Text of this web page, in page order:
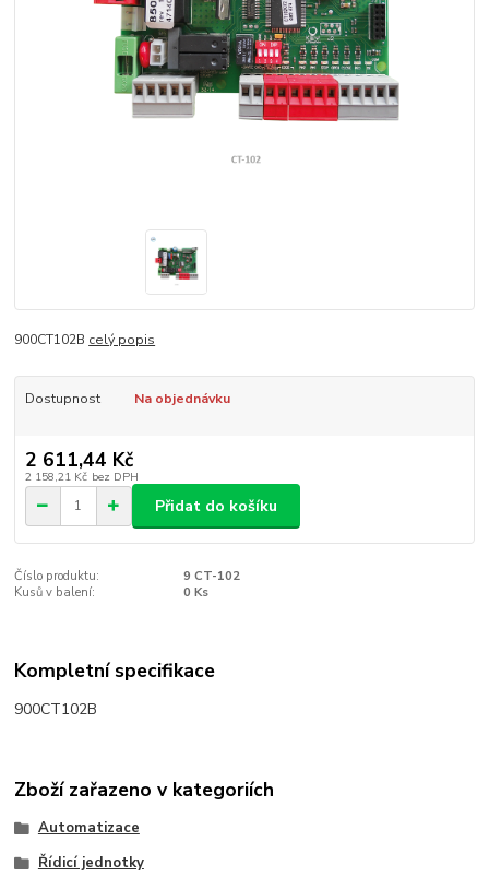
900CT102B celý popis
Dostupnost Na objednávku
2 611,44 Kč
2 158,21 Kč bez DPH
Přidat do košíku
Číslo produktu:
9 CT-102
Kusů v balení:
0 Ks
Kompletní specifikace
900CT102B
Zboží zařazeno v kategoriích
Automatizace
Řídicí jednotky